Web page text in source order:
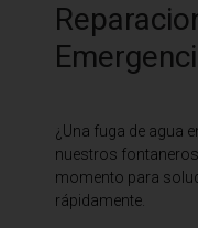
¿Una fuga de agua
nuestros
momento para
rápidamente.